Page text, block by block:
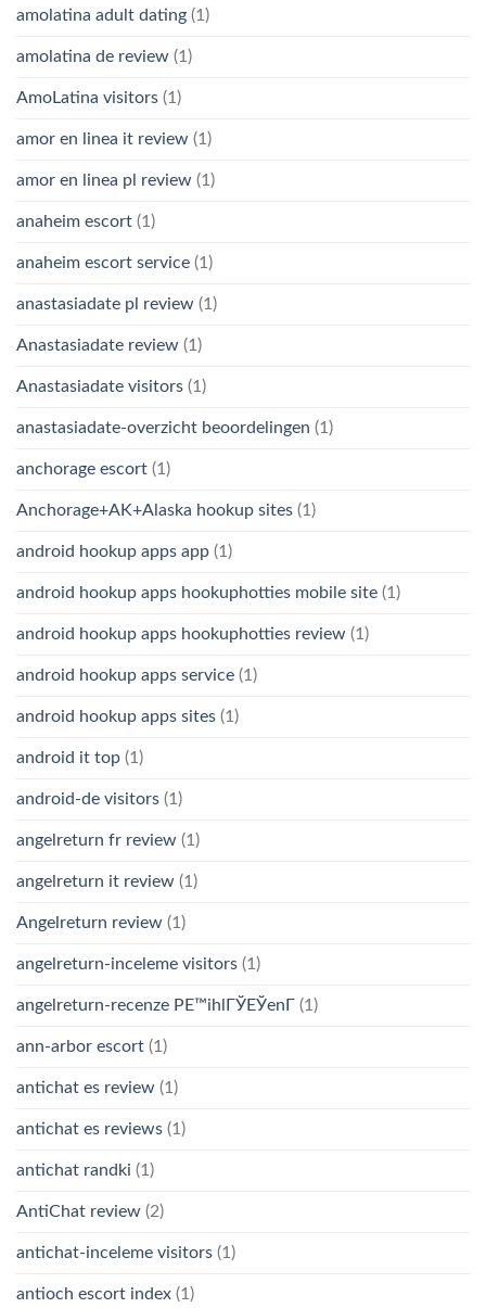
amolatina adult dating (1)
amolatina de review (1)
AmoLatina visitors (1)
amor en linea it review (1)
amor en linea pl review (1)
anaheim escort (1)
anaheim escort service (1)
anastasiadate pl review (1)
Anastasiadate review (1)
Anastasiadate visitors (1)
anastasiadate-overzicht beoordelingen (1)
anchorage escort (1)
Anchorage+AK+Alaska hookup sites (1)
android hookup apps app (1)
android hookup apps hookuphotties mobile site (1)
android hookup apps hookuphotties review (1)
android hookup apps service (1)
android hookup apps sites (1)
android it top (1)
android-de visitors (1)
angelreturn fr review (1)
angelreturn it review (1)
Angelreturn review (1)
angelreturn-inceleme visitors (1)
angelreturn-recenze PЕ™ihlГЎЕЎenГ­ (1)
ann-arbor escort (1)
antichat es review (1)
antichat es reviews (1)
antichat randki (1)
AntiChat review (2)
antichat-inceleme visitors (1)
antioch escort index (1)